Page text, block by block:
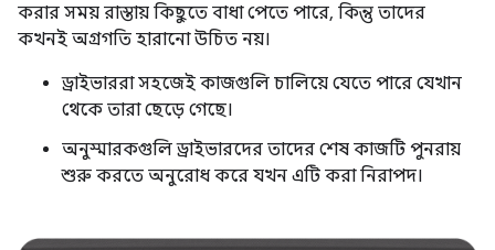
করার সময় রাস্তায় কিছুতে বাধা পেতে পারে, কিন্তু তাদের
কখনই অগ্রগতি হারানো উচিত নয়।
ড্রাইভাররা সহজেই কাজগুলি চালিয়ে যেতে পারে যেখান
থেকে তারা ছেড়ে গেছে।
অনুস্মারকগুলি ড্রাইভারদের তাদের শেষ কাজটি পুনরায়
শুরু করতে অনুরোধ করে যখন এটি করা নিরাপদ।